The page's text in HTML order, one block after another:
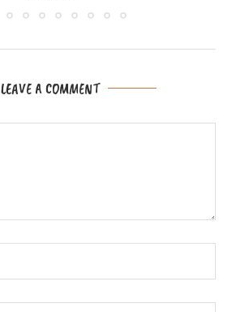
LEAVE A COMMENT